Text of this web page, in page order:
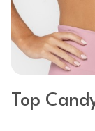
Top